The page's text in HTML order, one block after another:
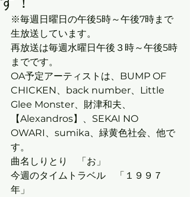
※毎週日曜日の午後5時～午後7時まで
生放送しています。
再放送は毎週水曜日午後３時～午後5時
までです。
OA予定アーティストは、BUMP OF
CHICKEN、back number、Little
Glee Monster、財津和夫、
【Alexandros】、SEKAI NO
OWARI、sumika、緑黄色社会、他で
す。
曲名しりとり　「お」
今週のタイムトラベル　「１９９７
年」